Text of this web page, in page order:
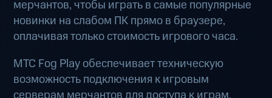
мерчантов, чтобы играть в самые популярные
новинки на слабом ПК прямо в браузере,
оплачивая только стоимость игрового часа.
МТС Fog Play обеспечивает техническую
возможность подключения к игровым